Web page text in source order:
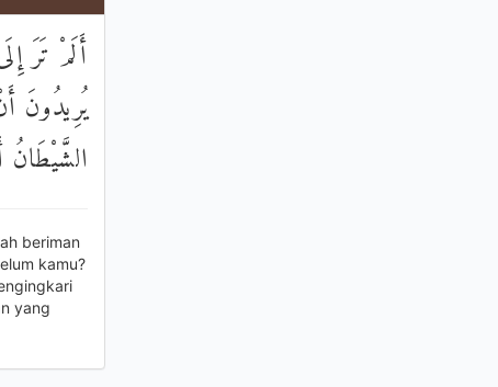
أَلَمْ تَرَ
يُرِيدُونَ
beriman
kamu?
yang